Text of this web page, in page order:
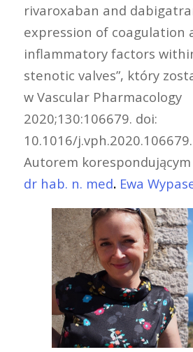
rivaroxaban and
expression of coagulation
inflammatory factors
stenotic valves”, który
w Vascular Pharmacology
2020;130:106679. doi:
10.1016/j.vph.2020.106679.
Autorem
dr hab. n. med. Ewa